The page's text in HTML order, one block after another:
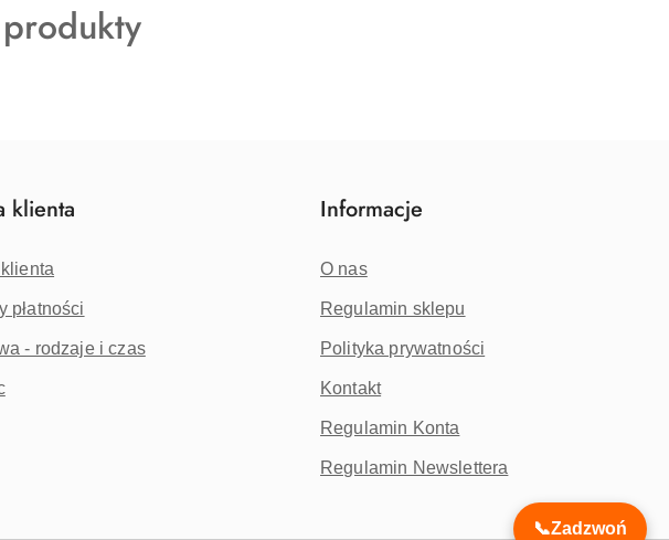
📞Zadzwoń
klienta
płatności
- rodzaje i czas
Informacje
O nas
Regulamin sklepu
Polityka prywatności
Kontakt
Regulamin Konta
Regulamin Newslettera